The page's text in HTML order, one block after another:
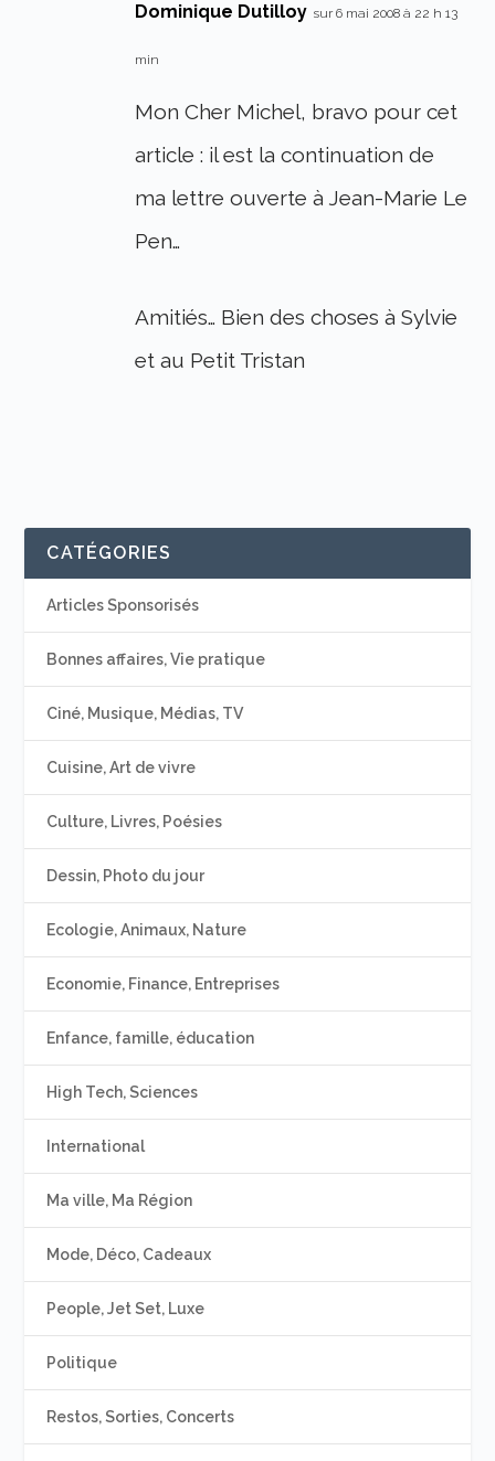
Dominique Dutilloy sur 6 mai 2008 à 22 h 13
min
Mon Cher Michel, bravo pour cet
article : il est la continuation de
ma lettre ouverte à Jean-Marie Le
Pen…
Amitiés… Bien des choses à Sylvie
et au Petit Tristan
CATÉGORIES
Articles Sponsorisés
Bonnes affaires, Vie pratique
Ciné, Musique, Médias, TV
Cuisine, Art de vivre
Culture, Livres, Poésies
Dessin, Photo du jour
Ecologie, Animaux, Nature
Economie, Finance, Entreprises
Enfance, famille, éducation
High Tech, Sciences
International
Ma ville, Ma Région
Mode, Déco, Cadeaux
People, Jet Set, Luxe
Politique
Restos, Sorties, Concerts